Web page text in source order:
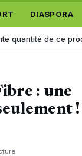
DIASPORA
de ce produit saisie
: une
!